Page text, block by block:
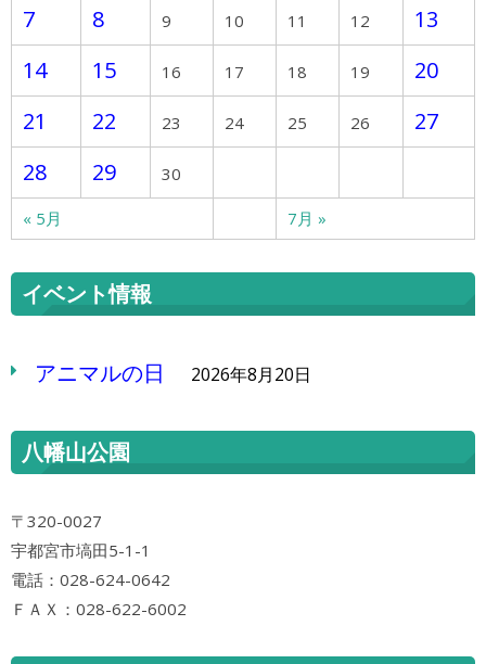
7
8 9 10 11 12
13
14
15 16 17 18 19
20
21
22 23 24 25 26
27
28
29 30
« 5月 7月 »
イベント情報
アニマルの日 2026年8月20日
八幡山公園
〒320-0027
宇都宮市塙田5-1-1
電話：028-624-0642
ＦＡＸ：028-622-6002